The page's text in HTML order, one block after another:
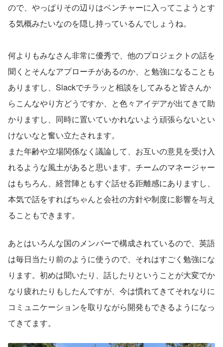
ので、やっぱりその辺りはベンチャーに入ってこようとす
る気概みたいなのを隠し持っているんでしょうね。
何よりもみなさん非常に優秀で、他のプロジェクトの話を
聞くとそんなアプローチがあるのか、と勉強になることも
ありますし、Slackでチラッと相談をしてみると皆さんか
らこんなやり方どうですか、と色々アイデアが出てきて助
かりますし、同時に置いていかれないよう頑張らないとい
けないなと奮い立たされます。
また年齢や立場関係なく議論して、お互いの意見を受け入
れるような風土があると思います。チームのマネージャー
はもちろん、経営陣ともすぐ話せる距離感にありますし、
本気で話をすればちゃんと会社の方針や制度に影響を与え
ることもできます。
あとはいろんな国のメンバーで構成されているので、英語
は毎日当たり前のように使うので、それはすごく勉強にな
ります。初めは聞いたり、話したりということが大変でか
なり疲れたりもしたんですが、今は慣れてきてそれなりに
コミュニケーションを取りながら開発もできるようになっ
てきてます。